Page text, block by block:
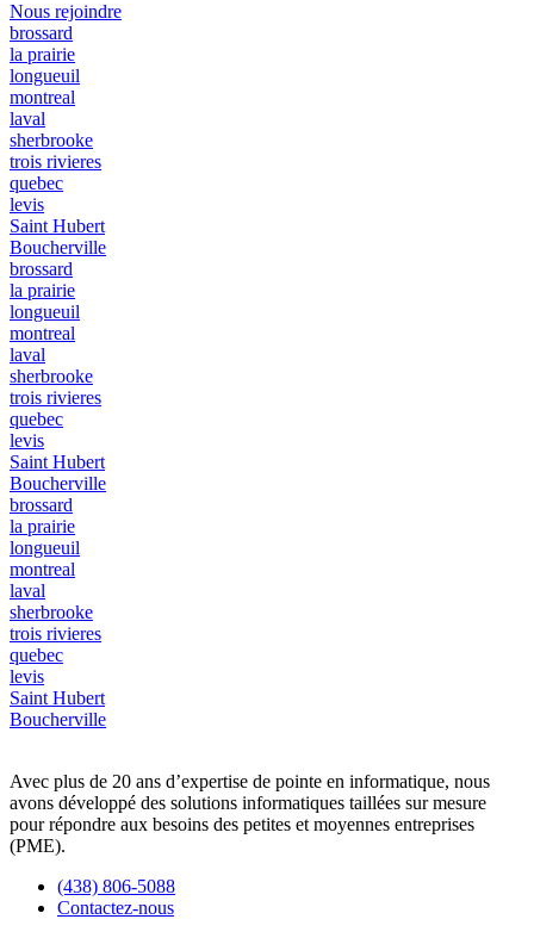
Nous rejoindre
brossard
la prairie
longueuil
montreal
laval
sherbrooke
trois rivieres
quebec
levis
Saint Hubert
Boucherville
brossard
la prairie
longueuil
montreal
laval
sherbrooke
trois rivieres
quebec
levis
Saint Hubert
Boucherville
brossard
la prairie
longueuil
montreal
laval
sherbrooke
trois rivieres
quebec
levis
Saint Hubert
Boucherville
Avec plus de 20 ans d’expertise de pointe en informatique, nous
avons développé des solutions informatiques taillées sur mesure
pour répondre aux besoins des petites et moyennes entreprises
(PME).
(438) 806-5088
Contactez-nous